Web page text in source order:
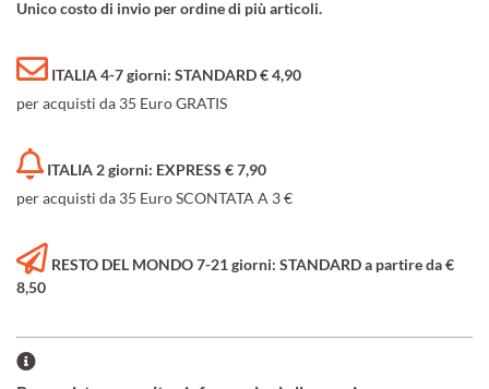
Unico costo di invio per ordine di più articoli.
ITALIA 4-7 giorni: STANDARD € 4,90
per acquisti da 35 Euro GRATIS
ITALIA 2 giorni: EXPRESS € 7,90
per acquisti da 35 Euro SCONTATA A 3 €
RESTO DEL MONDO 7-21 giorni: STANDARD a partire da €
8,50